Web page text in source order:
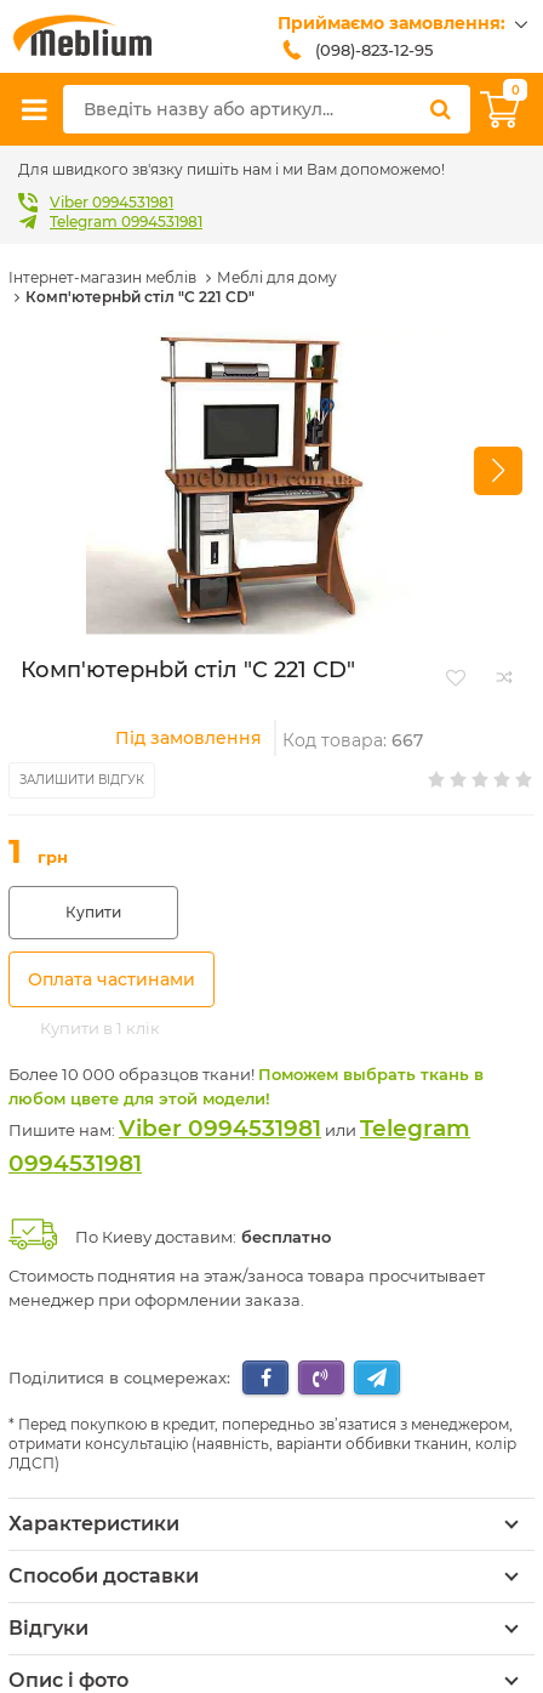
Приймаємо замовлення:
(098)-823-12-95
(099)-608-42-32
(093)-618-62-02
sales@meblium.com.ua
0
Для швидкого зв'язку пишіть нам і ми Вам допоможемо!
Viber 0994531981
Telegram 0994531981
Інтернет-магазин меблів
Меблі для дому
Комп'ютернbй стіл "C 221 CD"
Комп'ютернbй стіл "C 221 CD"
Під замовлення Код товара: 667
ЗАЛИШИТИ ВІДГУК
1 грн
Купити
Оплата частинами
Купити в 1 клік
Более 10 000 образцов ткани! Поможем выбрать ткань в
любом цвете для этой модели!
Пишите нам: Viber 0994531981 или Telegram
0994531981
По Киеву доставим: бесплатно
Стоимость поднятия на этаж/заноса товара просчитывает
менеджер при оформлении заказа.
Поділитися в соцмережах:
Перед покупкою в кредит, попередньо зв’язатися з менеджером,
отримати консультацію (наявність, варіанти оббивки тканин, колір
ЛДСП)
Характеристики
Способи доставки
Відгуки
Опис і фото